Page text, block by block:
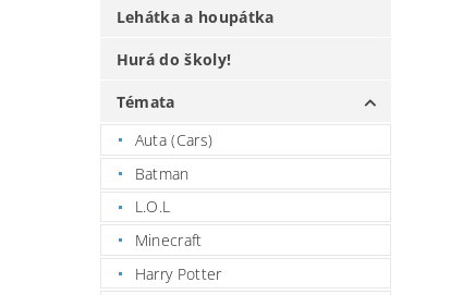
Lehátka a houpátka
Hurá do školy!
Témata
Auta (Cars)
Batman
L.O.L
Minecraft
Harry Potter